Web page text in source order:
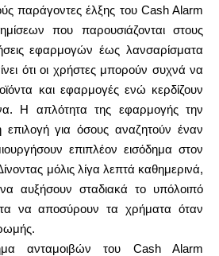
παράγοντες έλξης του Cash Alarm
που παρουσιάζονται στους
εφαρμογών έως λανσαρίσματα
ότι οι χρήστες μπορούν συχνά να
και εφαρμογές ενώ κερδίζουν
Η απλότητα της εφαρμογής την
επιλογή για όσους αναζητούν έναν
επιπλέον εισόδημα στον
μόλις λίγα λεπτά καθημερινά,
αυξήσουν σταδιακά το υπόλοιπό
να αποσύρουν τα χρήματα όταν
ανταμοιβών του Cash Alarm